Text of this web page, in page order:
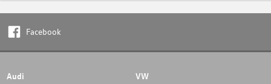
Facebook
Audi VW